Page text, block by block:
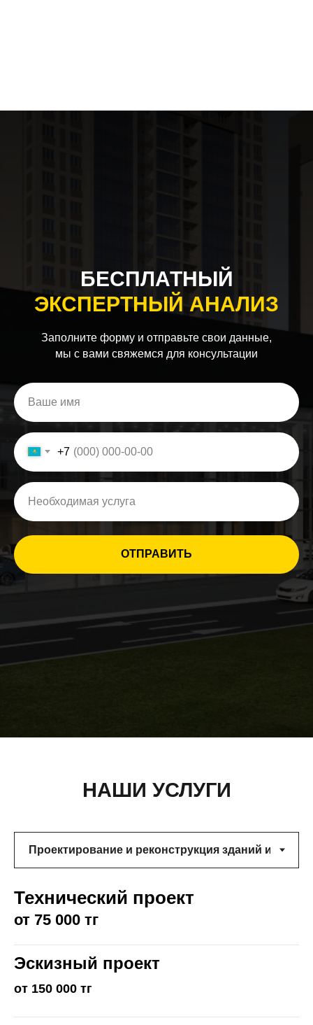
БЕСПЛАТНЫЙ
ЭКСПЕРТНЫЙ АНАЛИЗ
Заполните форму и отправьте свои данные,
мы с вами свяжемся для консультации
+7
ОТПРАВИТЬ
НАШИ УСЛУГИ
Технический проект
от 75 000 тг
Эскизный проект
от 150 000 тг